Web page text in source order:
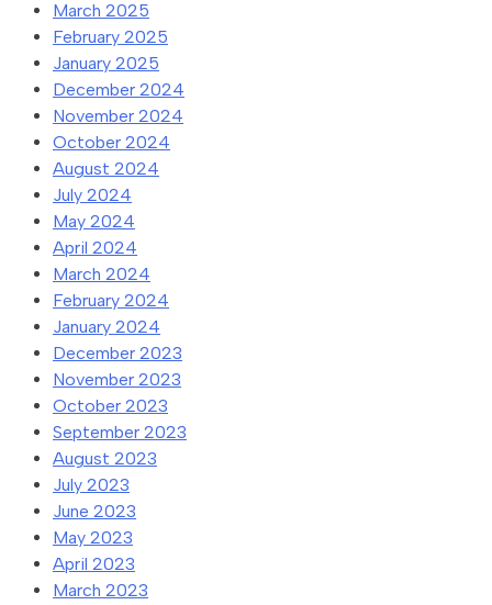
March 2025
February 2025
January 2025
December 2024
November 2024
October 2024
August 2024
July 2024
May 2024
April 2024
March 2024
February 2024
January 2024
December 2023
November 2023
October 2023
September 2023
August 2023
July 2023
June 2023
May 2023
April 2023
March 2023